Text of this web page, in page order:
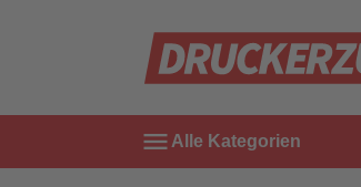
menu Alle Kategorien